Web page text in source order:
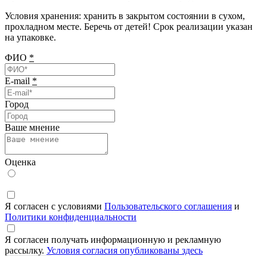
Условия хранения: хранить в закрытом состоянии в сухом,
прохладном месте. Беречь от детей! Срок реализации указан
на упаковке.
ФИО *
E-mail *
Город
Ваше мнение
Оценка
Я согласен с условиями Пользовательского соглашения и
Политики конфиденциальности
Я согласен получать информационную и рекламную
рассылку. Условия согласия опубликованы здесь